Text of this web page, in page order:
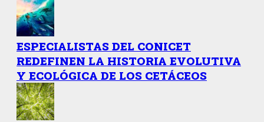
ESPECIALISTAS DEL CONICET
REDEFINEN LA HISTORIA EVOLUTIVA
Y ECOLÓGICA DE LOS CETÁCEOS